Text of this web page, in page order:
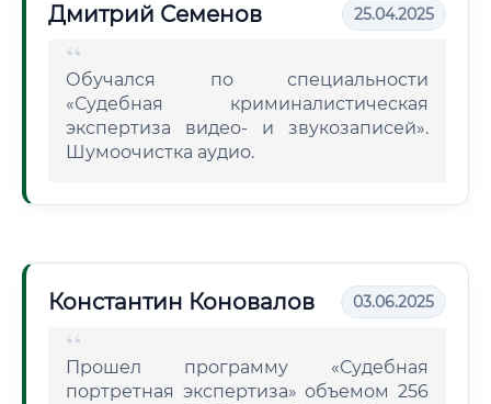
Дмитрий Семенов 25.04.2025
Обучался по специальности
«Судебная криминалистическая
экспертиза видео- и звукозаписей».
Шумоочистка аудио.
Константин Коновалов 03.06.2025
Прошел программу «Судебная
портретная экспертиза» объемом 256